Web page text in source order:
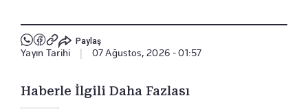
Paylaş
Yayın Tarihi 07 Ağustos, 2026 - 01:57
Haberle İlgili Daha Fazlası